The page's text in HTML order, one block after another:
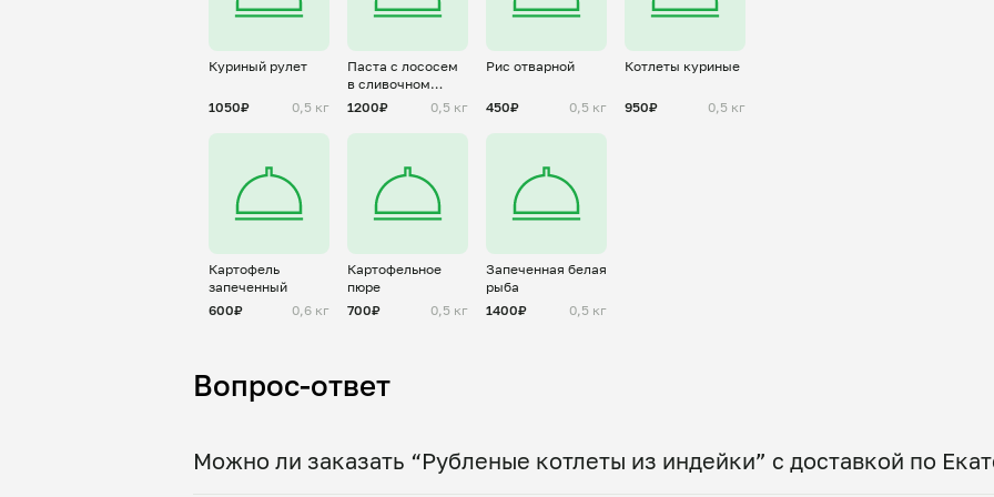
Куриный рулет
1050₽ 0,5 кг
Паста с лососем
в сливочном
соусе
1200₽ 0,5 кг
Рис отварной
450₽ 0,5 кг
Котлеты куриные
950₽ 0,5 кг
Картофель
запеченный
600₽
0,6 кг
Картофельное
пюре
700₽
0,5 кг
Запеченная белая
рыба
1400₽
0,5 кг
Вопрос-ответ
Можно ли заказать “Рубленые котлеты из индейки” с доставкой по